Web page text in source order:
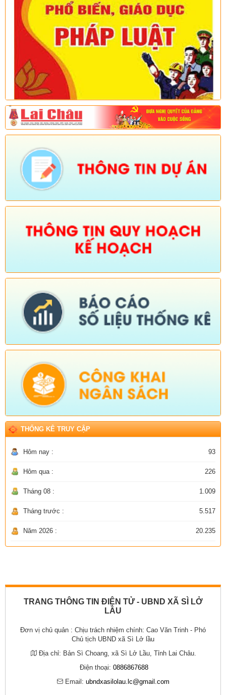
THỐNG KÊ TRUY CẬP
Hôm nay : 93
Hôm qua : 226
Tháng 08 : 1.009
Tháng trước : 5.517
Năm 2026 : 20.235
TRANG THÔNG TIN ĐIỆN TỬ - UBND XÃ SÌ LỞ
LẦU
Đơn vị chủ quản : Chịu trách nhiệm chính: Cao Văn Trinh - Phó
Chủ tịch UBND xã Sì Lở lầu
Địa chỉ: Bản Sì Choang, xã Sì Lở Lầu, Tỉnh Lai Châu.
Điện thoại: 0886867688
Email: ubndxasilolau.lc@gmail.com